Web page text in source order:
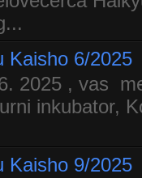
Kaisho 6/2025
2025 , vas
inkubator,
Kaisho 9/2025